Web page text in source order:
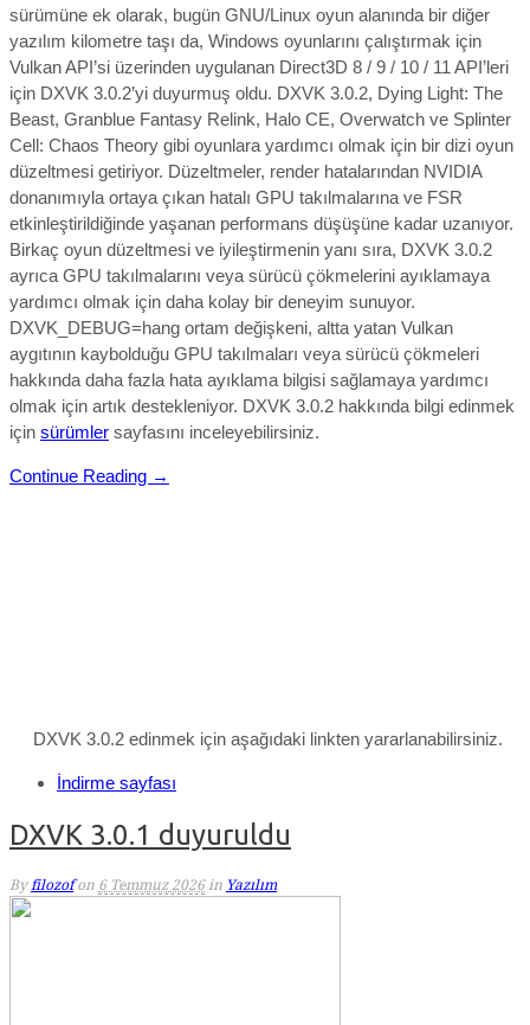
sürümüne ek olarak, bugün GNU/Linux oyun alanında bir diğer
yazılım kilometre taşı da, Windows oyunlarını çalıştırmak için
Vulkan API’si üzerinden uygulanan Direct3D 8 / 9 / 10 / 11 API’leri
için DXVK 3.0.2’yi duyurmuş oldu. DXVK 3.0.2, Dying Light: The
Beast, Granblue Fantasy Relink, Halo CE, Overwatch ve Splinter
Cell: Chaos Theory gibi oyunlara yardımcı olmak için bir dizi oyun
düzeltmesi getiriyor. Düzeltmeler, render hatalarından NVIDIA
donanımıyla ortaya çıkan hatalı GPU takılmalarına ve FSR
etkinleştirildiğinde yaşanan performans düşüşüne kadar uzanıyor.
Birkaç oyun düzeltmesi ve iyileştirmenin yanı sıra, DXVK 3.0.2
ayrıca GPU takılmalarını veya sürücü çökmelerini ayıklamaya
yardımcı olmak için daha kolay bir deneyim sunuyor.
DXVK_DEBUG=hang ortam değişkeni, altta yatan Vulkan
aygıtının kaybolduğu GPU takılmaları veya sürücü çökmeleri
hakkında daha fazla hata ayıklama bilgisi sağlamaya yardımcı
olmak için artık destekleniyor. DXVK 3.0.2 hakkında bilgi edinmek
için sürümler sayfasını inceleyebilirsiniz.
Continue Reading →
DXVK 3.0.2 edinmek için aşağıdaki linkten yararlanabilirsiniz.
İndirme sayfası
DXVK 3.0.1 duyuruldu
By filozof on 6 Temmuz 2026 in Yazılım